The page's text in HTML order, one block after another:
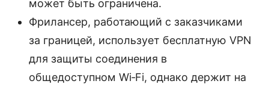
может быть ограничена.
Фрилансер, работающий с заказчиками
за границей, использует бесплатную VPN
для защиты соединения в
общедоступном Wi‑Fi, однако держит на